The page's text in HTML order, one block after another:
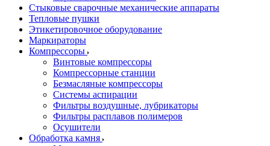
Стыковые сварочные механические аппараты
Тепловые пушки
Этикетировочное оборудование
Маркираторы
Компрессоры
Винтовые компрессоры
Компрессорные станции
Безмасляные компрессоры
Системы аспирации
Фильтры воздушные, лубрикаторы
Фильтры расплавов полимеров
Осушители
Обработка камня